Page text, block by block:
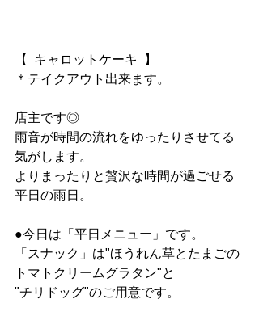
【  キャロットケーキ  】
＊テイクアウト出来ます。
店主です◎
雨音が時間の流れをゆったりさせてる
気がします。
よりまったりと贅沢な時間が過ごせる
平日の雨日。
●今日は「平日メニュー」です。
「スナック」は"ほうれん草とたまごの
トマトクリームグラタン"と
"チリドッグ"のご用意です。